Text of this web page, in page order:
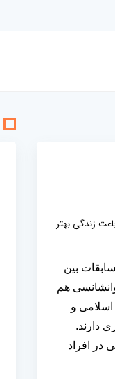
زندگی بهتر
بین
هم
اسلامی و
دارند.
در افراد